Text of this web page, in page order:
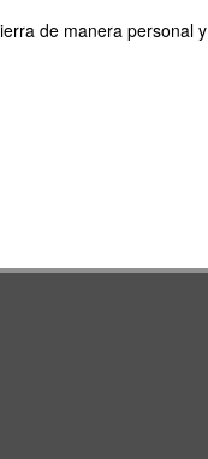
de manera personal y